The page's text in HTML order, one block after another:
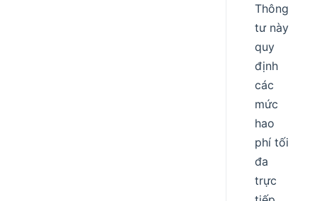
Thông
tư này
quy
định
các
mức
hao
phí tối
đa
trực